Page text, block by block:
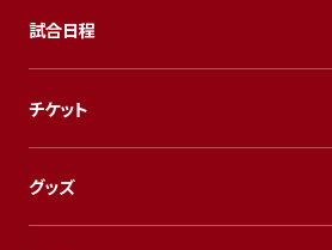
試合日程
チケット
グッズ